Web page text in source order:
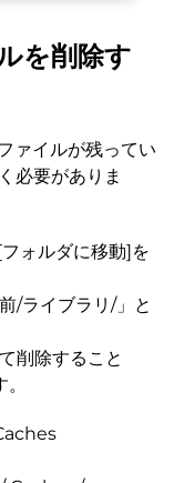
を削除す
ァイルが残ってい
必要がありま
ォルダに移動]を
/ライブラリ/」と
削除すること